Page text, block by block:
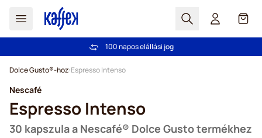
Search Cart
Ingyenes szállítás 20 000 Ft-tól
100 napos elállási jog
Dolce Gusto®-hoz Espresso Intenso
Nescafé
Espresso Intenso
30 kapszula a Nescafé® Dolce Gusto termékhez